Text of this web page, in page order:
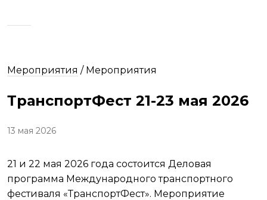
Мероприятия / Мероприятия
ТранспортФест 21-23 мая 2026
13 мая 2026
21 и 22 мая 2026 года состоится Деловая
программа Международного транспортного
фестиваля «ТранспортФест». Мероприятие